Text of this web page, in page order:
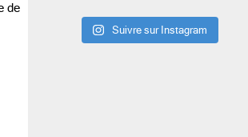
de
Suivre sur Instagram